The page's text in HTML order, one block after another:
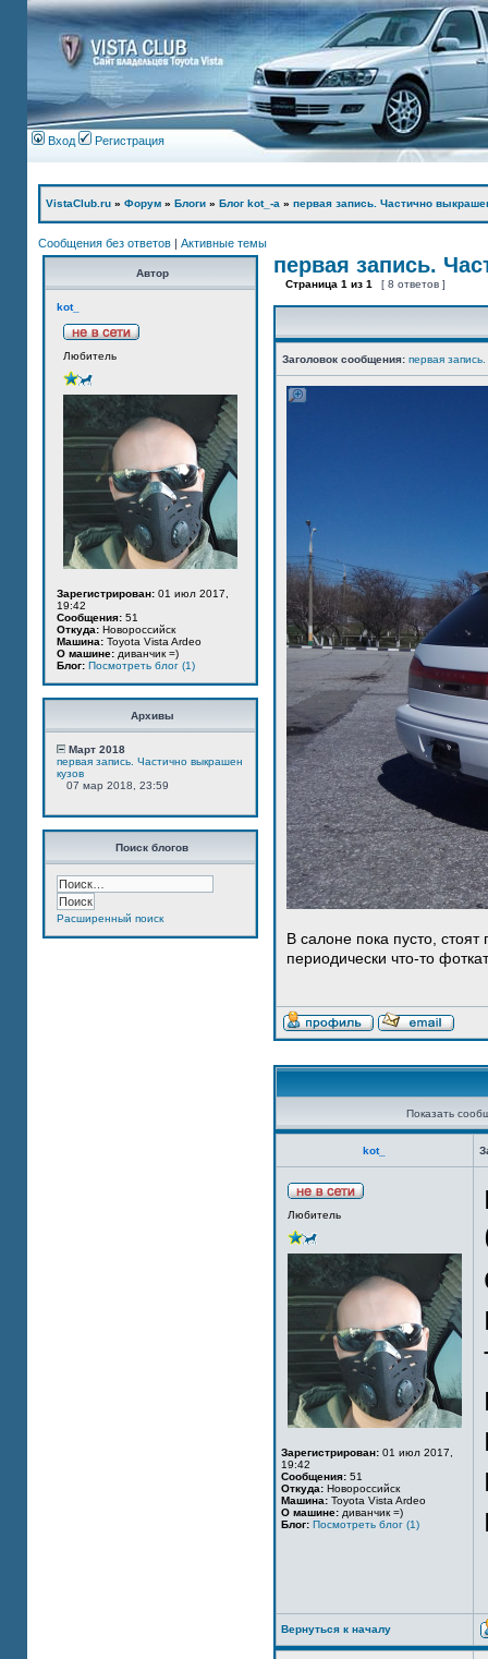
Вход Регистрация
VistaClub.ru » Форум » Блоги » Блог kot_-а » первая запись. Частично
Сообщения без ответов | Активные темы
Автор
kot_
Любитель
Зарегистрирован: 01 июл 2017,
19:42
Сообщения: 51
Откуда: Новороссийск
Машина: Toyota Vista Ardeo
О машине: диванчик =)
Блог: Посмотреть блог (1)
Архивы
Март 2018
первая запись. Частично выкрашен
кузов
07 мар 2018, 23:59
Поиск блогов
Расширенный поиск
первая запись.
Страница 1 из 1 [ 8 ответов ]
Заголовок сообщения: первая
В салоне пока пусто,
периодически что-то
Показать
kot_
Любитель
Зарегистрирован: 01 июл 2017,
19:42
Сообщения: 51
Откуда: Новороссийск
Машина: Toyota Vista Ardeo
О машине: диванчик =)
Блог: Посмотреть блог (1)
Вернуться к началу